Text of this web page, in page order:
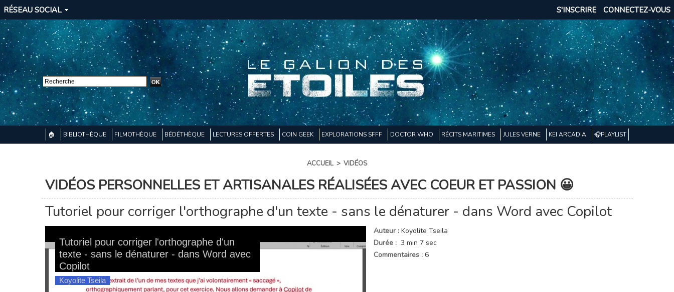
RÉSEAU SOCIAL CONNECTEZ-VOUS
S'INSCRIRE
🏠 BIBLIOTHÈQUE FILMOTHÈQUE BÉDÉTHÈQUE LECTURES OFFERTES COIN GEEK EXPLORATIONS SFFF DOCTOR WHO RÉCITS MARITIMES JULES VERNE KEI ARCADIA 🎧PLAYLIST
ACCUEIL > VIDÉOS
VIDÉOS PERSONNELLES ET ARTISANALES RÉALISÉES AVEC COEUR ET PASSION 😀
Tutoriel pour corriger l'orthographe d'un texte - sans le dénaturer - dans Word avec Copilot
Auteur : Koyolite Tseila
Durée : 3 min 7 sec
Commentaires : 6